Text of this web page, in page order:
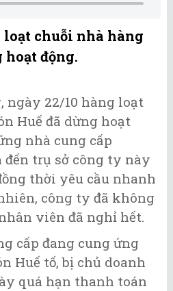
loạt chuỗi nhà hàng
hoạt động.
ngày 22/10 hàng loạt
Huế đã dừng hoạt
nhà cung cấp
trụ sở công ty này
thời yêu cầu nhanh
công ty đã không
viên đã nghỉ hết.
cấp đang cung ứng
Huế tố, bị chủ doanh
quá hạn thanh toán